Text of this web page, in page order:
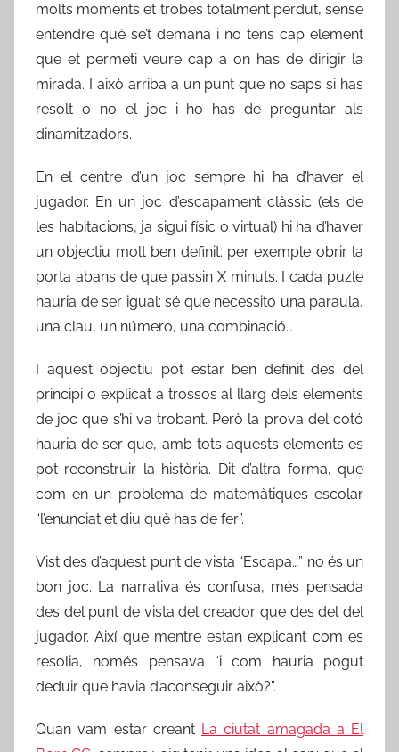
molts moments et trobes totalment perdut, sense
entendre què se’t demana i no tens cap element
que et permeti veure cap a on has de dirigir la
mirada. I això arriba a un punt que no saps si has
resolt o no el joc i ho has de preguntar als
dinamitzadors.
En el centre d’un joc sempre hi ha d’haver el
jugador. En un joc d’escapament clàssic (els de
les habitacions, ja sigui físic o virtual) hi ha d’haver
un objectiu molt ben definit: per exemple obrir la
porta abans de que passin X minuts. I cada puzle
hauria de ser igual: sé que necessito una paraula,
una clau, un número, una combinació…
I aquest objectiu pot estar ben definit des del
principi o explicat a trossos al llarg dels elements
de joc que s’hi va trobant. Però la prova del cotó
hauria de ser que, amb tots aquests elements es
pot reconstruir la història. Dit d’altra forma, que
com en un problema de matemàtiques escolar
“l’enunciat et diu què has de fer”.
Vist des d’aquest punt de vista “Escapa…” no és un
bon joc. La narrativa és confusa, més pensada
des del punt de vista del creador que des del del
jugador. Així que mentre estan explicant com es
resolia, només pensava “i com hauria pogut
deduir que havia d’aconseguir això?”.
Quan vam estar creant La ciutat amagada a El